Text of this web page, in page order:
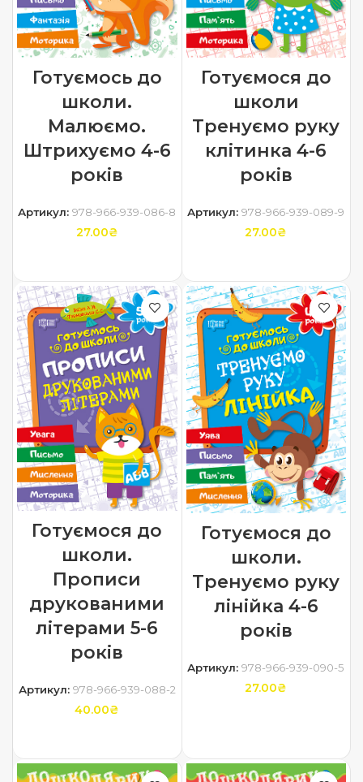
Готуємось до
школи.
Малюємо.
Штрихуємо 4-6
років
Артикул:978-966-939-086-8
27.00₴
Готуємося до
школи
Тренуємо руку
клітинка 4-6
років
Артикул:978-966-939-089-9
27.00₴
Готуємося до
школи.
Прописи
друкованими
літерами 5-6
років
Артикул: 978-966-939-088-2
40.00₴
Готуємося до
школи.
Тренуємо руку
лінійка 4-6
років
Артикул:978-966-939-090-5
27.00₴